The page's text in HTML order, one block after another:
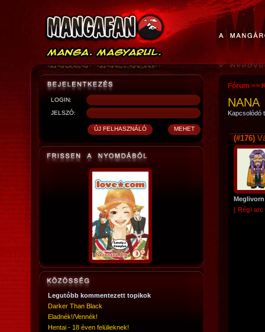
LOGIN:
JELSZÓ:
Legutóbb kommentezett topikok
Darker Than Black
Eladnék!/Vennék!
Hentai - 18 éven felülieknek!
Fórum >>
NANA
Kapcsolódó
(#176)
Meglivorn
[ Régi arc